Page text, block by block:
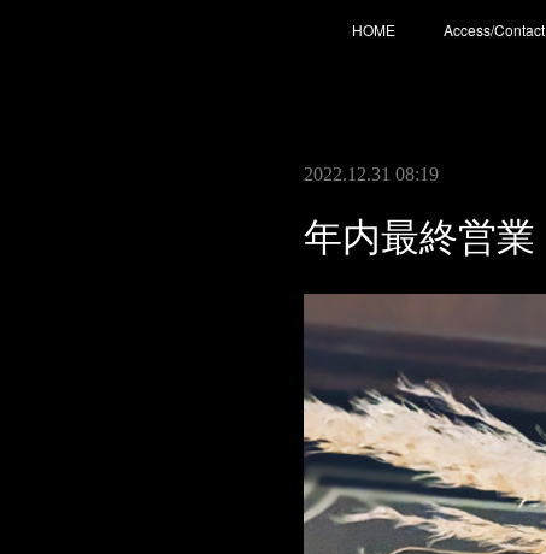
HOME Access/Contact
2022.12.31 08:19
年内最終営業